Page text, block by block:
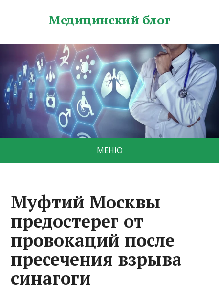
Медицинский блог
МЕНЮ
Муфтий Москвы
предостерег от
провокаций после
пресечения взрыва
синагоги